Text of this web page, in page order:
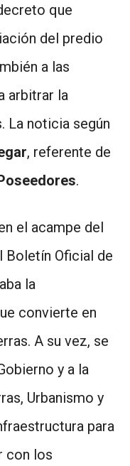
que
del predio
a las
arbitrar la
La noticia según
, referente de
.
el acampe del
Boletín Oficial de
la
convierte en
A su vez, se
y a la
Urbanismo y
para
con los